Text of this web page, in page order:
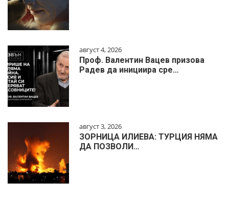
август 4, 2026
Проф. Валентин Вацев призова
Радев да инициира сре…
август 3, 2026
ЗОРНИЦА ИЛИЕВА: ТУРЦИЯ НЯМА
ДА ПОЗВОЛИ…